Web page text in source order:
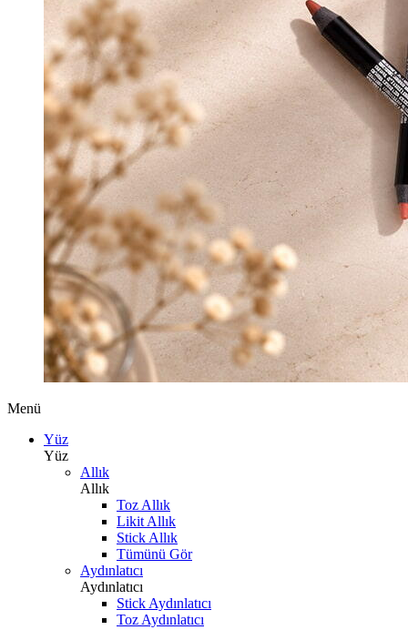
Menü
Yüz
Yüz
Allık
Allık
Toz Allık
Likit Allık
Stick Allık
Tümünü Gör
Aydınlatıcı
Aydınlatıcı
Stick Aydınlatıcı
Toz Aydınlatıcı